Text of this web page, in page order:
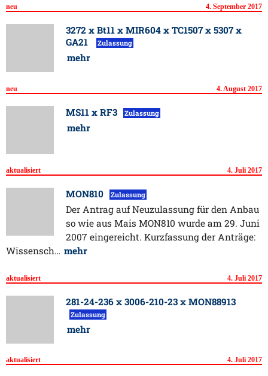
neu 4. September 2017
3272 x Bt11 x MIR604 x TC1507 x 5307 x
GA21
Zulassung
mehr
neu 4. August 2017
MS11 x RF3 Zulassung
mehr
aktualisiert 4. Juli 2017
MON810 Zulassung
Der Antrag auf Neuzulassung für den Anbau
so wie aus Mais MON810 wurde am 29. Juni
2007 eingereicht. Kurzfassung der Anträge:
Wissensch… mehr
aktualisiert 4. Juli 2017
281-24-236 x 3006-210-23 x MON88913
Zulassung
mehr
aktualisiert 4. Juli 2017